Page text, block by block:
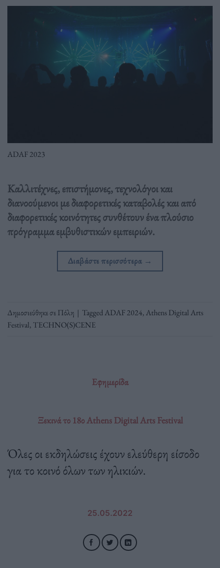
ADAF 2023
Καλλιτέχνες, επιστήμονες, τεχνολόγοι και
διανοούμενοι με διαφορετικές καταβολές και από
διαφορετικές κοινότητες συνθέτουν ένα πλούσιο
πρόγραμμα εμβυθιστικών εμπειριών.
Διαβάστε περισσότερα →
Δημοσιεύθηκε σεΠόλη | TaggedADAF 2024,Athens Digital Arts
Festival, TECHNO(S)CENE
Εφημερίδα
Ξεκινά το 18ο Athens Digital Arts Festival
Όλες οι εκδηλώσεις έχουν ελεύθερη είσοδο
για το κοινό όλων των ηλικιών.
25.05.2022